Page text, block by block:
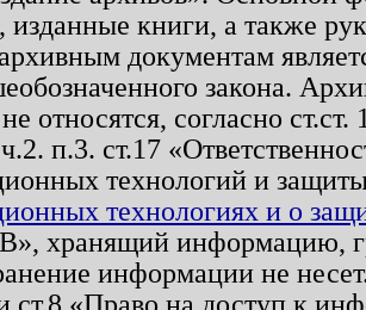
изданные книги, а также
документам
закона.
относятся, согласно
п.3. ст.17
технологий и
технологиях и о
хранящий информацию,
информации не
ст.8 «Право на доступ к